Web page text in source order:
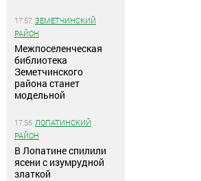
17:57 ЗЕМЕТЧИНСКИЙ
РАЙОН
Межпоселенческая
библиотека
Земетчинского
района станет
модельной
17:56 ЛОПАТИНСКИЙ
РАЙОН
В Лопатине спилили
ясени с изумрудной
златкой